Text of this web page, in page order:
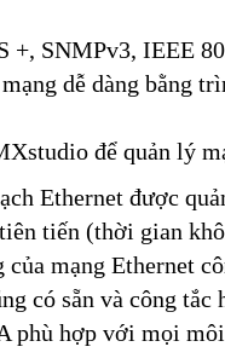
+, SNMPv3, IEEE
dễ dàng bằng
để quản lý
Ethernet được
tiến (thời gian
của mạng Ethernet
có sẵn và công
phù hợp với mọi